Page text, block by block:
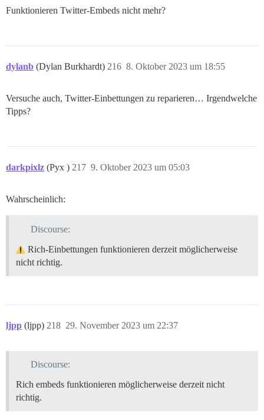
Funktionieren Twitter-Embeds nicht mehr?
dylanb (Dylan Burkhardt) 8. Oktober 2023 um 18:55
216
Versuche auch, Twitter-Einbettungen zu reparieren… Irgendwelche
Tipps?
darkpixlz (Pyx ) 9. Oktober 2023 um 05:03
217
Wahrscheinlich:
Discourse:
Rich-Einbettungen funktionieren derzeit möglicherweise
nicht richtig.
ljpp (ljpp) 29. November 2023 um 22:37
218
Discourse:
Rich embeds funktionieren möglicherweise derzeit nicht
richtig.